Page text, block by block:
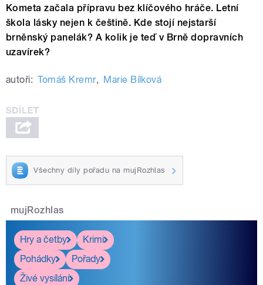
Kometa začala přípravu bez klíčového hráče. Letní
škola lásky nejen k češtině. Kde stojí nejstarší
brněnský panelák? A kolik je teď v Brně dopravních
uzavírek?
autoři: Tomáš Kremr, Marie Bílková
Všechny díly pořadu na mujRozhlas
mujRozhlas
Hry a četby
Krimi
Pohádky
Pořady
Živé vysílání